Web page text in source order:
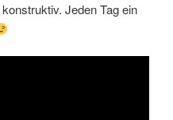
Jeden Tag ein